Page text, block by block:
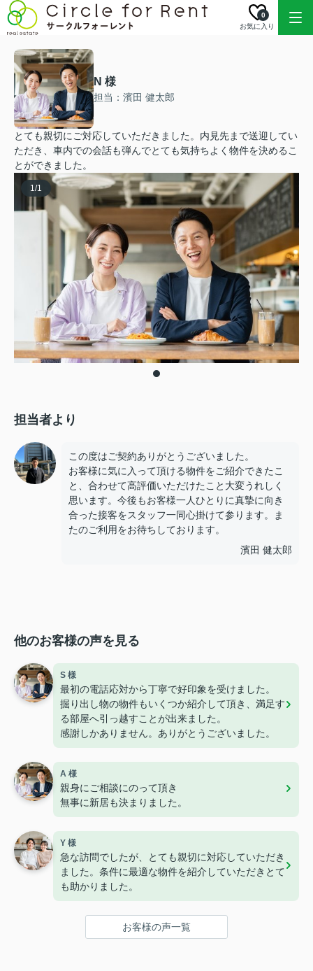
お気に入り
0
N 様
担当：濱田 健太郎
とても親切にご対応していただきました。内見先まで送迎してい
ただき、車内での会話も弾んでとても気持ちよく物件を決めるこ
とができました。
1/1
担当者より
この度はご契約ありがとうございました。
お客様に気に入って頂ける物件をご紹介できたこ
と、合わせて高評価いただけたこと大変うれしく
思います。今後もお客様一人ひとりに真摯に向き
合った接客をスタッフ一同心掛けて参ります。ま
たのご利用をお待ちしております。
濱田 健太郎
他のお客様の声を見る
S 様
最初の電話応対から丁寧で好印象を受けました。
掘り出し物の物件もいくつか紹介して頂き、満足す
る部屋へ引っ越すことが出来ました。
感謝しかありません。ありがとうございました。
A 様
親身にご相談にのって頂き
無事に新居も決まりました。
Y 様
急な訪問でしたが、とても親切に対応していただき
ました。条件に最適な物件を紹介していただきとて
も助かりました。
お客様の声一覧